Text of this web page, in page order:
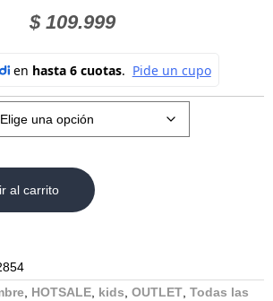
$109.999
al carrito
, HOTSALE, kids, OUTLET, Todas las